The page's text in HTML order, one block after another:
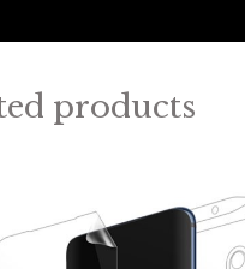
products